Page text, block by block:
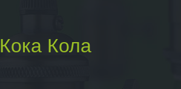
Кока Кола